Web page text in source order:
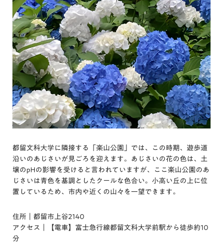
都留文科大学に隣接する「楽山公園」では、この時期、遊歩道
沿いのあじさいが見ごろを迎えます。あじさいの花の色は、土
壌のpHの影響を受けると言われていますが、ここ楽山公園のあ
じさいは青色を基調としたクールな色合い。小高い丘の上に位
置しているため、市内や近くの山々を一望できます。
住所｜都留市上谷2140
アクセス｜【電車】富士急行線都留文科大学前駅から徒歩約10
分